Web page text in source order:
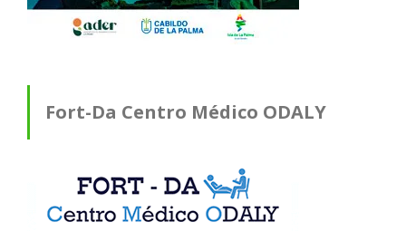
Fort-Da Centro Médico ODALY